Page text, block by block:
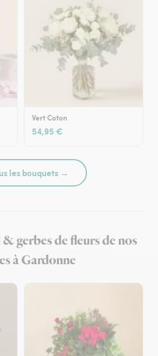
Vert Coton
54,95 €
les bouquets →
gerbes de fleurs de nos
à Gardonne